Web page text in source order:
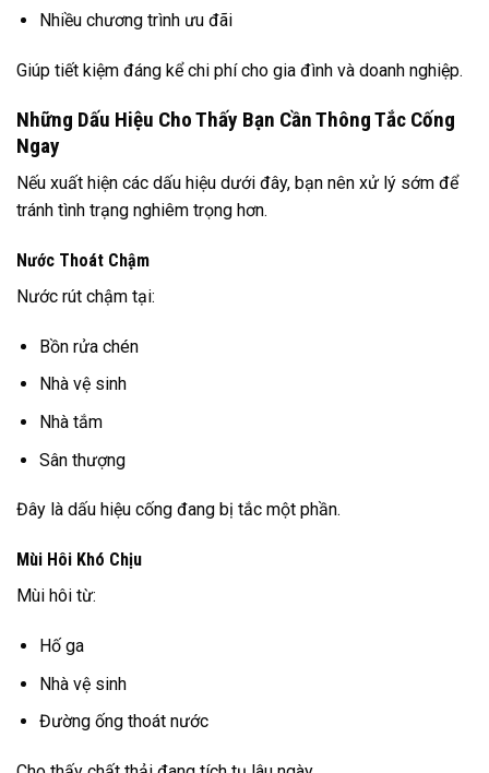
Nhiều chương trình ưu đãi
Giúp tiết kiệm đáng kể chi phí cho gia đình và doanh nghiệp.
Những Dấu Hiệu Cho Thấy Bạn Cần Thông Tắc Cống
Ngay
Nếu xuất hiện các dấu hiệu dưới đây, bạn nên xử lý sớm để
tránh tình trạng nghiêm trọng hơn.
Nước Thoát Chậm
Nước rút chậm tại:
Bồn rửa chén
Nhà vệ sinh
Nhà tắm
Sân thượng
Đây là dấu hiệu cống đang bị tắc một phần.
Mùi Hôi Khó Chịu
Mùi hôi từ:
Hố ga
Nhà vệ sinh
Đường ống thoát nước